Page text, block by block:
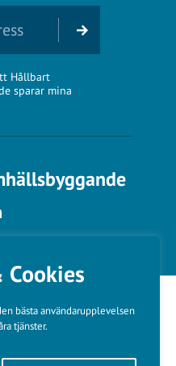
bästa användarupplevelsen
tjänster.
Hållbart
sparar mina